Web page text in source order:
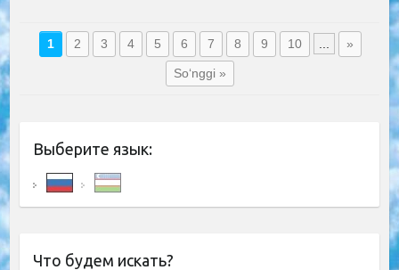
1 2 3 4 5 6 7 8 9 10 »
So‘nggi »
Выберите язык:
Что будем искать?